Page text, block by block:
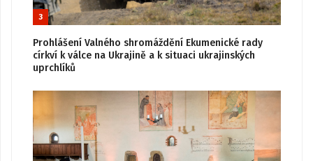
3
Prohlášení Valného shromáždění Ekumenické rady
církví k válce na Ukrajině a k situaci ukrajinských
uprchlíků